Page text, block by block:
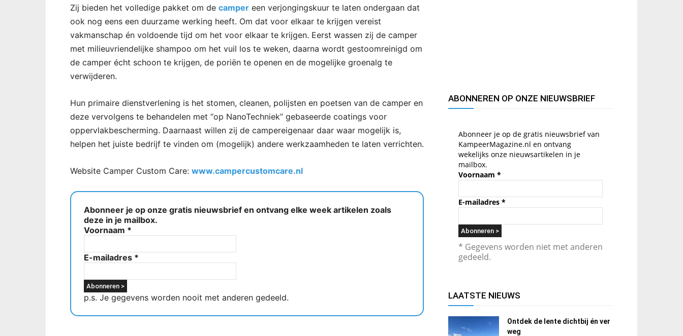
Zij bieden het volledige pakket om de camper een verjongingskuur te laten ondergaan dat
ook nog eens een duurzame werking heeft. Om dat voor elkaar te krijgen vereist
vakmanschap én voldoende tijd om het voor elkaar te krijgen. Eerst wassen zij de camper
met milieuvriendelijke shampoo om het vuil los te weken, daarna wordt gestoomreinigd om
de camper écht schoon te krijgen, de poriën te openen en de mogelijke groenalg te
verwijderen.
Hun primaire dienstverlening is het stomen, cleanen, polijsten en poetsen van de camper en
deze vervolgens te behandelen met “op NanoTechniek” gebaseerde coatings voor
oppervlakbescherming. Daarnaast willen zij de campereigenaar daar waar mogelijk is,
helpen het juiste bedrijf te vinden om (mogelijk) andere werkzaamheden te laten verrichten.
Website Camper Custom Care: www.campercustomcare.nl
Abonneer je op onze gratis nieuwsbrief en ontvang elke week artikelen zoals
deze in je mailbox.
Voornaam *
E-mailadres *
p.s. Je gegevens worden nooit met anderen gedeeld.
ABONNEREN OP ONZE NIEUWSBRIEF
Abonneer je op de gratis nieuwsbrief van
KampeerMagazine.nl en ontvang
wekelijks onze nieuwsartikelen in je
mailbox.
Voornaam *
E-mailadres *
* Gegevens worden niet met anderen
gedeeld.
LAATSTE NIEUWS
Ontdek de lente dichtbij én ver
weg